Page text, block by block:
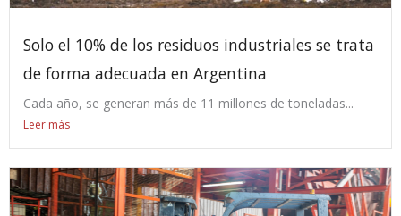
Solo el 10% de los residuos industriales se trata
de forma adecuada en Argentina
Cada año, se generan más de 11 millones de toneladas...
Leer más